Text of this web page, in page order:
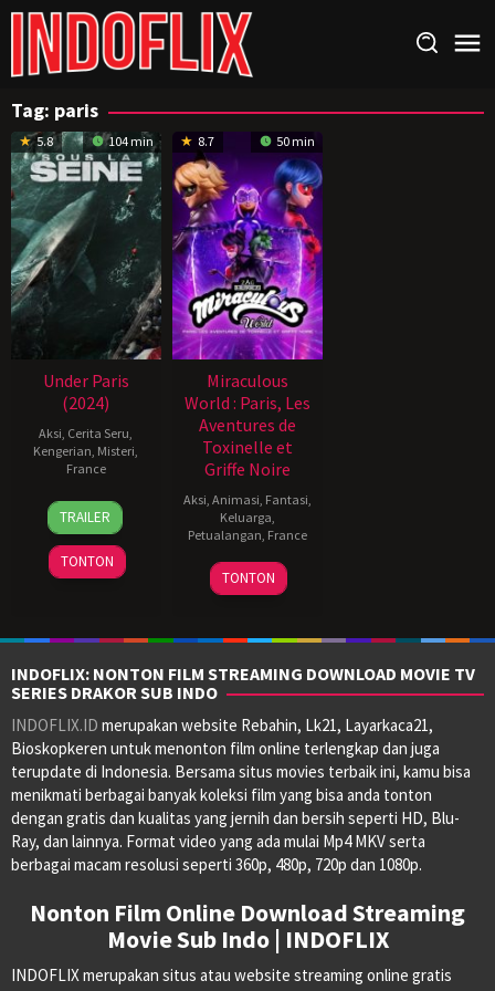
Loncat
konten
Tag: paris
5.8 104 min
Under Paris
(2024)
Aksi Cerita Seru
Kengerian Misteri
France
5
Jun
2024
Xavier
Gens
TRAILER
TONTON
8.7 50 min
Miraculous
World : Paris, Les
Aventures de
Toxinelle et
Griffe Noire
Aksi Animasi Fantasi
Keluarga
Petualangan France
21
Oct
Thomas
Astruc
TONTON
INDOFLIX: NONTON FILM STREAMING DOWNLOAD MOVIE TV
SERIES DRAKOR SUB INDO
INDOFLIX.ID merupakan website Rebahin, Lk21, Layarkaca21,
Bioskopkeren untuk menonton film online terlengkap dan juga
terupdate di Indonesia. Bersama situs movies terbaik ini, kamu bisa
menikmati berbagai banyak koleksi film yang bisa anda tonton
dengan gratis dan kualitas yang jernih dan bersih seperti HD, Blu-
Ray, dan lainnya. Format video yang ada mulai Mp4 MKV serta
berbagai macam resolusi seperti 360p, 480p, 720p dan 1080p.
Nonton Film Online Download Streaming
Movie Sub Indo | INDOFLIX
INDOFLIX merupakan situs atau website streaming online gratis